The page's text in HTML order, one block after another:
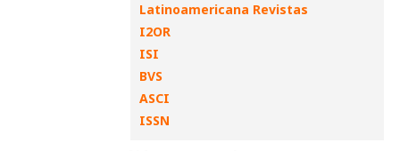
Latinoamericana Revistas
I2OR
ISI
BVS
ASCI
ISSN